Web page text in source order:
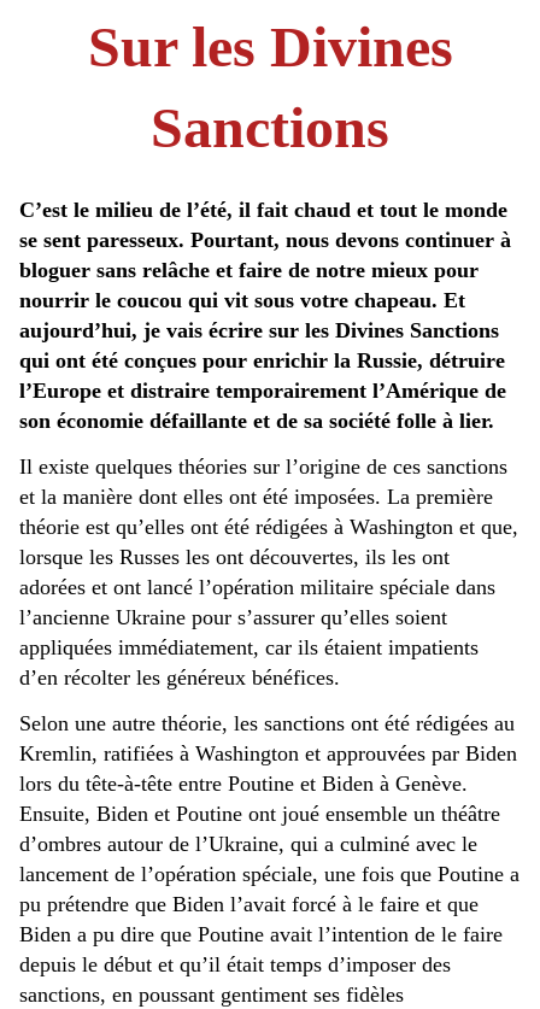
Sur les Divines
Sanctions
C’est le milieu de l’été, il fait chaud et tout le monde
se sent paresseux. Pourtant, nous devons continuer à
bloguer sans relâche et faire de notre mieux pour
nourrir le coucou qui vit sous votre chapeau. Et
aujourd’hui, je vais écrire sur les Divines Sanctions
qui ont été conçues pour enrichir la Russie, détruire
l’Europe et distraire temporairement l’Amérique de
son économie défaillante et de sa société folle à lier.
Il existe quelques théories sur l’origine de ces sanctions
et la manière dont elles ont été imposées. La première
théorie est qu’elles ont été rédigées à Washington et que,
lorsque les Russes les ont découvertes, ils les ont
adorées et ont lancé l’opération militaire spéciale dans
l’ancienne Ukraine pour s’assurer qu’elles soient
appliquées immédiatement, car ils étaient impatients
d’en récolter les généreux bénéfices.
Selon une autre théorie, les sanctions ont été rédigées au
Kremlin, ratifiées à Washington et approuvées par Biden
lors du tête-à-tête entre Poutine et Biden à Genève.
Ensuite, Biden et Poutine ont joué ensemble un théâtre
d’ombres autour de l’Ukraine, qui a culminé avec le
lancement de l’opération spéciale, une fois que Poutine a
pu prétendre que Biden l’avait forcé à le faire et que
Biden a pu dire que Poutine avait l’intention de le faire
depuis le début et qu’il était temps d’imposer des
sanctions, en poussant gentiment ses fidèles